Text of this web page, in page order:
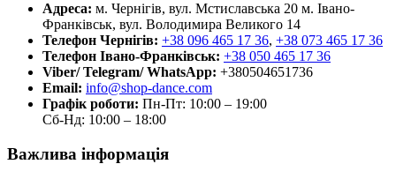
Адреса: м. Чернігів, вул. Мстиславська 20 м. Івано-
Франківськ, вул. Володимира Великого 14
Телефон Чернігів: +38 096 465 17 36, +38 073 465 17 36
Телефон Івано-Франківськ: +38 050 465 17 36
Viber/ Telegram/ WhatsApp: +380504651736
Email: info@shop-dance.com
Графік роботи: Пн-Пт: 10:00 – 19:00
Сб-Нд: 10:00 – 18:00
Важлива інформація